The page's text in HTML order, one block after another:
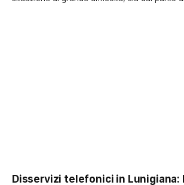
Disservizi telefonici in Lunigiana: